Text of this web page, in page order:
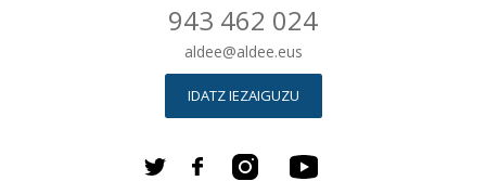
943 462 024
aldee@aldee.eus
IDATZ IEZAIGUZU